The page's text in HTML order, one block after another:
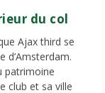
du col
Ajax third se
d’Amsterdam.
patrimoine
club et sa ville